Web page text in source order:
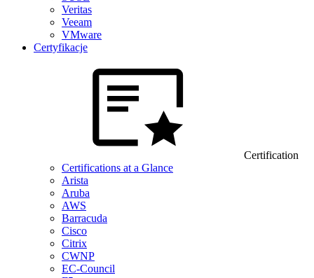
Veritas
Veeam
VMware
Certyfikacje
Certification
Certifications at a Glance
Arista
Aruba
AWS
Barracuda
Cisco
Citrix
CWNP
EC-Council